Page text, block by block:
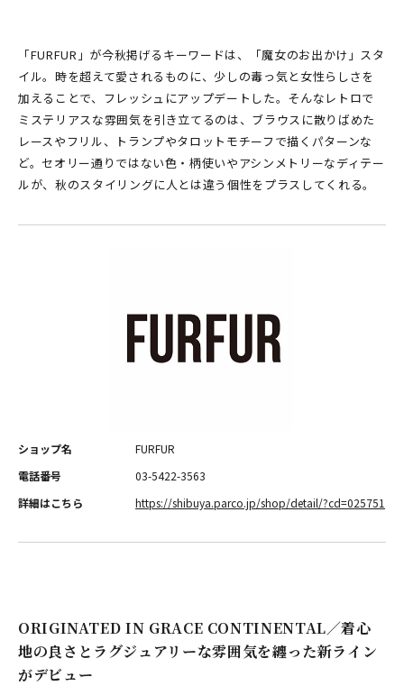
「FURFUR」が今秋掲げるキーワードは、「魔女のお出かけ」スタ
イル。時を超えて愛されるものに、少しの毒っ気と女性らしさを
加えることで、フレッシュにアップデートした。そんなレトロで
ミステリアスな雰囲気を引き立てるのは、ブラウスに散りばめた
レースやフリル、トランプやタロットモチーフで描くパターンな
ど。セオリー通りではない色・柄使いやアシンメトリーなディテー
ルが、秋のスタイリングに人とは違う個性をプラスしてくれる。
ショップ名
FURFUR
電話番号
03-5422-3563
詳細はこちら
https://shibuya.parco.jp/shop/detail/?cd=025751
ORIGINATED IN GRACE CONTINENTAL／着心
地の良さとラグジュアリーな雰囲気を纏った新ライン
がデビュー